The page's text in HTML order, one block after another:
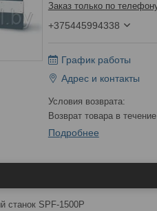
Заказ только по
+375445994338
График работы
Адрес и контакты
возврат товара в
Подробнее
станок SPF-1500P